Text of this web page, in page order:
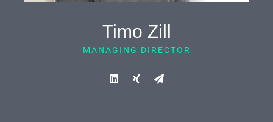
Timo Zill
MANAGING DIRECTOR